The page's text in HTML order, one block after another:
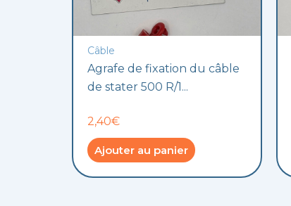
Câble
Agrafe de fixation du câble
de stater 500 R/1...
2,40€
Ajouter au panier